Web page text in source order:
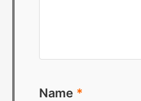
Name *